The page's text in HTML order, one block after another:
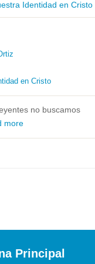
Identidad en Cristo
en Cristo
no buscamos
more
Principal